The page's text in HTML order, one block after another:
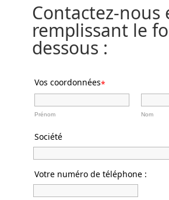
Contactez-nous
remplissant le
dessous :
Vos coordonnées*
Prénom Nom
Société
Votre numéro de téléphone :